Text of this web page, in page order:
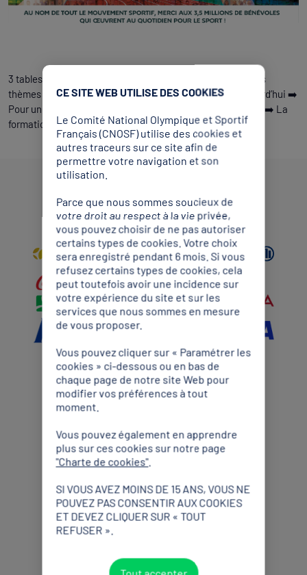
3 tables rondes sont au programme de cette journée sur les
thèmes : ➡️ Être bénévole et volontaire dans le sport aujourd’hui ➡️
Pour une meilleure connaissance de l’expérience bénévole ➡️ La
formation : vers un vrai impact sur le parcours bénévoles
Partenaires Mondiaux
Partenaires Premium
Partenaires Officiels
CE SITE WEB UTILISE DES COOKIES
Le Comité National Olympique et Sportif
Français (CNOSF) utilise des cookies et
autres traceurs sur ce site afin de
permettre votre navigation et son
utilisation.
Parce que nous sommes soucieux de
votre droit au respect à la vie privée,
vous pouvez choisir de ne pas autoriser
certains types de cookies. Votre choix
sera enregistré pendant 6 mois. Si vous
refusez certains types de cookies, cela
peut toutefois avoir une incidence sur
votre expérience du site et sur les
services que nous sommes en mesure
de vous proposer.
Vous pouvez cliquer sur « Paramétrer les
cookies » ci-dessous ou en bas de
chaque page de notre site Web pour
modifier vos préférences à tout
moment.
Vous pouvez également en apprendre
plus sur ces cookies sur notre page
"Charte de cookies".
SI VOUS AVEZ MOINS DE 15 ANS, VOUS NE
POUVEZ PAS CONSENTIR AUX COOKIES
ET DEVEZ CLIQUER SUR « TOUT
REFUSER ».